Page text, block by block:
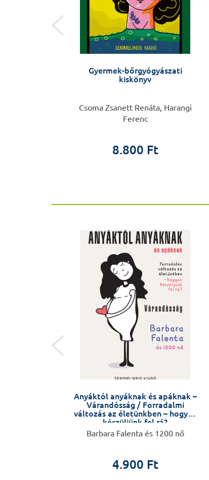
Gyermek-bőrgyógyászati
kiskönyv
Csoma Zsanett Renáta, Harangi
Ferenc
8.800 Ft
Anyáktól anyáknak és apáknak –
Várandósság / Forradalmi
változás az életünkben – hogyan
készüljünk fel rá?
Barbara Falenta és 1200 nő
4.900 Ft